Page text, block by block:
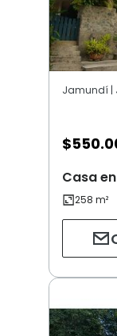
Jamundí |
$
Casa